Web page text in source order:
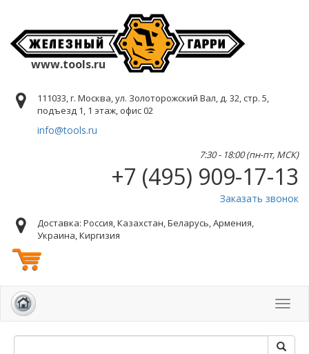
www.tools.ru
111033, г. Москва, ул. Золоторожский Вал, д. 32, стр. 5,
подъезд 1, 1 этаж, офис 02
info@tools.ru
7:30 - 18:00 (пн-пт, МСК)
+7 (495) 909-17-13
Заказать звонок
Доставка: Россия, Казахстан, Беларусь, Армения,
Украина, Киргизия